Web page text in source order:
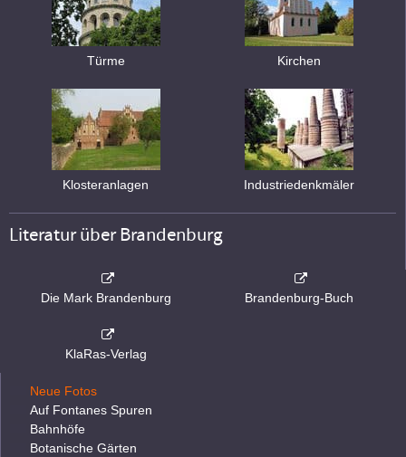
Türme Kirchen
Klosteranlagen Industriedenkmäler
Literatur über Brandenburg
Die Mark Brandenburg Brandenburg-Buch
KlaRas-Verlag
Neue Fotos
Auf Fontanes Spuren
Bahnhöfe
Botanische Gärten